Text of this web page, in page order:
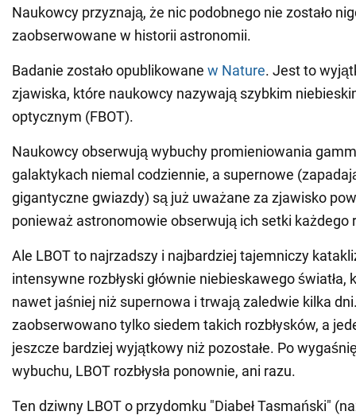
Naukowcy przyznają, że nic podobnego nie zostało
zaobserwowane w historii astronomii.
Badanie zostało opublikowane w Nature. Jest to
zjawiska, które naukowcy nazywają szybkim
optycznym (FBOT).
Naukowcy obserwują wybuchy promieniowania
galaktykach niemal codziennie, a supernowe
gigantyczne gwiazdy) są już uważane za zjawisko
ponieważ astronomowie obserwują ich setki każdego
Ale LBOT to najrzadszy i najbardziej tajemniczy
intensywne rozbłyski głównie niebieskawego światła,
nawet jaśniej niż supernowa i trwają zaledwie kilka
zaobserwowano tylko siedem takich rozbłysków, a
jeszcze bardziej wyjątkowy niż pozostałe. Po
wybuchu, LBOT rozbłysła ponownie, ani razu.
Ten dziwny LBOT o przydomku "Diabeł Tasmański"